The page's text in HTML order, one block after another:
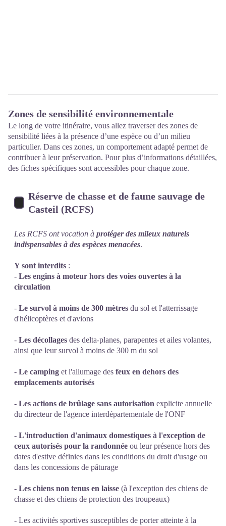
Zones de sensibilité environnementale
Le long de votre itinéraire, vous allez traverser des zones de
sensibilité liées à la présence d’une espèce ou d’un milieu
particulier. Dans ces zones, un comportement adapté permet de
contribuer à leur préservation. Pour plus d’informations détaillées,
des fiches spécifiques sont accessibles pour chaque zone.
Réserve de chasse et de faune sauvage de
Casteil (RCFS)
Les RCFS ont vocation à protéger des mileux naturels
indispensables à des espèces menacées.
Y sont interdits :
- Les engins à moteur hors des voies ouvertes à la
circulation
- Le survol à moins de 300 mètres du sol et l'atterrissage
d'hélicoptères et d'avions
- Les décollages des delta-planes, parapentes et ailes volantes,
ainsi que leur survol à moins de 300 m du sol
- Le camping et l'allumage des feux en dehors des
emplacements autorisés
- Les actions de brûlage sans autorisation explicite annuelle
du directeur de l'agence interdépartementale de l'ONF
- L'introduction d'animaux domestiques à l'exception de
ceux autorisés pour la randonnée ou leur présence hors des
dates d'estive définies dans les conditions du droit d'usage ou
dans les concessions de pâturage
- Les chiens non tenus en laisse (à l'exception des chiens de
chasse et des chiens de protection des troupeaux)
- Les activités sportives susceptibles de porter atteinte à la